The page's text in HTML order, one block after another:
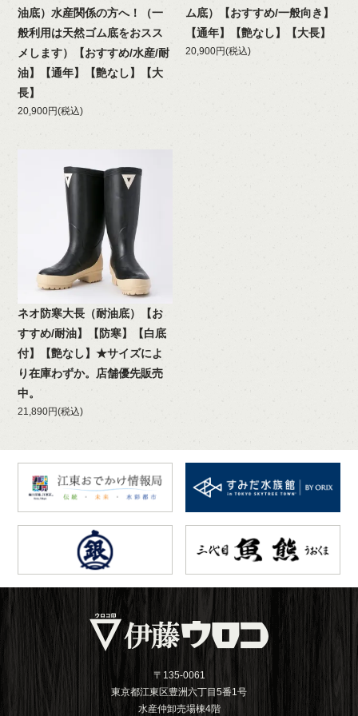
油底）水産関係の方へ！（一
般利用は天然ゴム底をおスス
メします）【おすすめ/水産/耐
油】【通年】【艶なし】【大
長】
20,900円(税込)
ム底）【おすすめ/一般向き】
【通年】【艶なし】【大長】
20,900円(税込)
ネオ防寒大長（耐油底）【お
すすめ/耐油】【防寒】【白底
付】【艶なし】★サイズによ
り在庫わずか。店舗優先販売
中。
21,890円(税込)
〒135-0061
東京都江東区豊洲六丁目5番1号
水産仲卸売場棟4階